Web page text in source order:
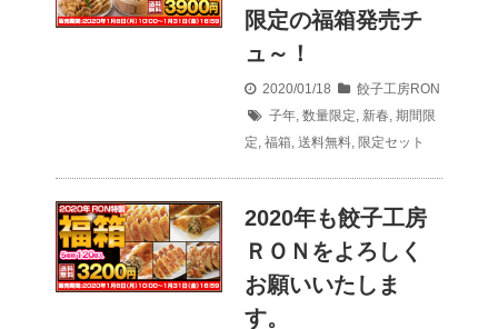
限定の福箱発売チ
ュ～！
2020/01/18
餃子工房RON
子年 数量限定 新春 期間限
定 福箱 送料無料 限定セット
2020年も餃子工房
ＲＯＮをよろしく
お願いいたしま
す。